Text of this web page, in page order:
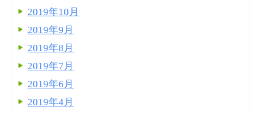
2019年10月
2019年9月
2019年8月
2019年7月
2019年6月
2019年4月